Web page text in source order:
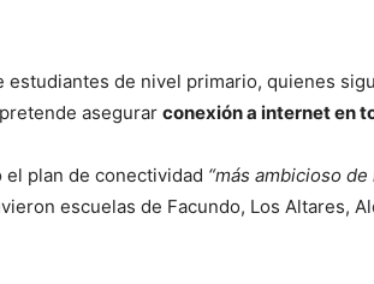
estudiantes de nivel primario, quienes
asegurar conexión a internet en
el plan de conectividad “más ambicioso
escuelas de Facundo, Los Altares,